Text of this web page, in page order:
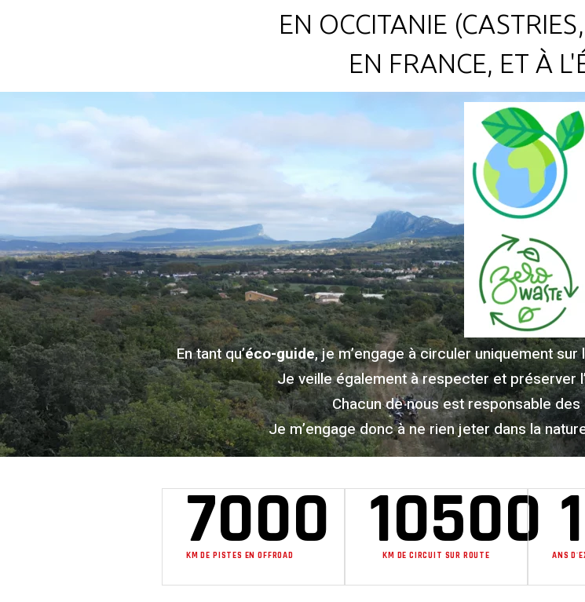
EN OCCITANIE
EN FRANCE, ET À
En tant qu’éco-guide, je m’engage à circuler uniquement
Je veille également à respecter et préserver
Chacun de nous est responsable des
Je m’engage donc à ne rien jeter dans la
KM DE PISTES EN OFFROAD
7000 KM DE CIRCUIT SUR ROUTE
10500 ANS